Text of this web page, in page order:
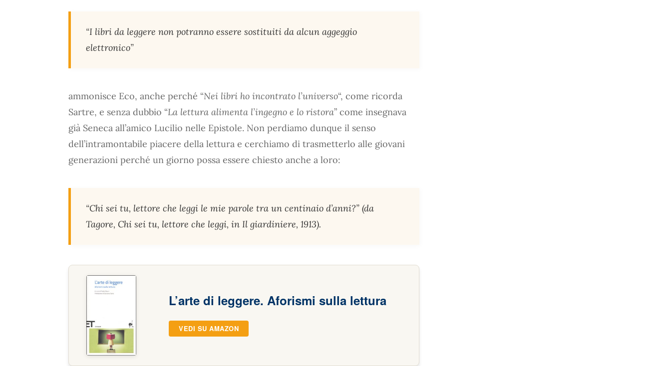
“I libri da leggere non potranno essere sostituiti da alcun aggeggio
elettronico”
ammonisce Eco, anche perché “Nei libri ho incontrato l’universo“, come ricorda
Sartre, e senza dubbio “La lettura alimenta l’ingegno e lo ristora” come insegnava
già Seneca all’amico Lucilio nelle Epistole. Non perdiamo dunque il senso
dell’intramontabile piacere della lettura e cerchiamo di trasmetterlo alle giovani
generazioni perché un giorno possa essere chiesto anche a loro:
“Chi sei tu, lettore che leggi le mie parole tra un centinaio d’anni?” (da
Tagore, Chi sei tu, lettore che leggi, in Il giardiniere, 1913).
L’arte di leggere. Aforismi sulla lettura
VEDI SU AMAZON